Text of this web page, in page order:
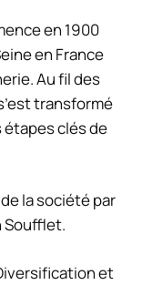
en 1900
en France
Au fil des
transformé
étapes clés de
la société par
Soufflet.
et